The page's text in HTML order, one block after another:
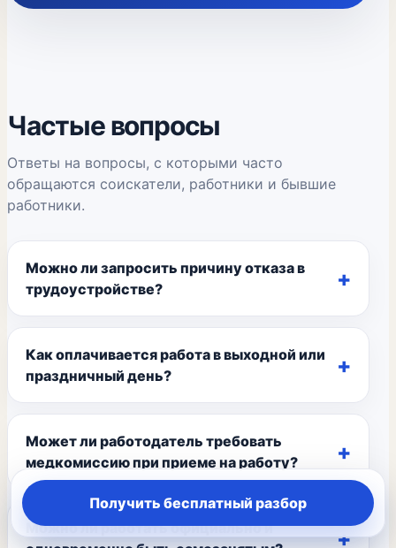
Частые вопросы
Ответы на вопросы, с которыми часто
обращаются соискатели, работники и бывшие
работники.
Можно ли запросить причину отказа в
трудоустройстве?
Как оплачивается работа в выходной или
праздничный день?
Может ли работодатель требовать
медкомиссию при приеме на работу?
Можно ли работать официально и
Получить бесплатный разбор